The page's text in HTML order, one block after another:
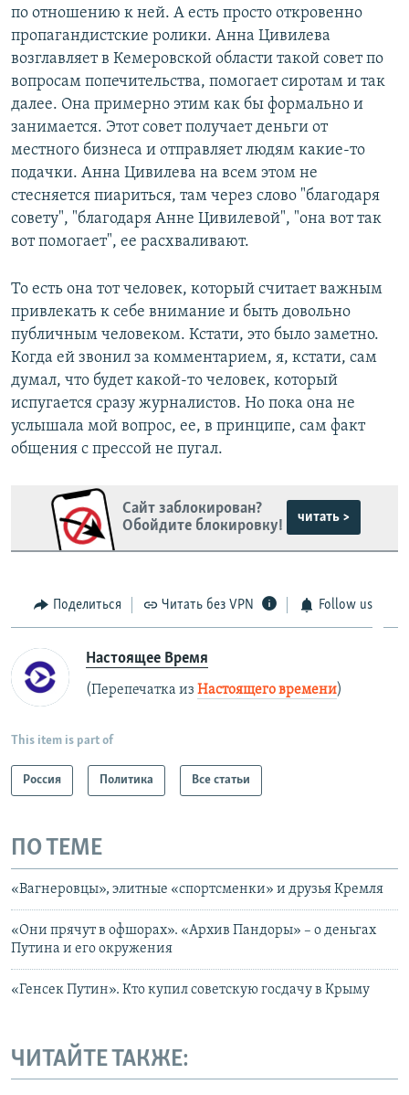
по отношению к ней. А есть просто откровенно
пропагандистские ролики. Анна Цивилева
возглавляет в Кемеровской области такой совет по
вопросам попечительства, помогает сиротам и так
далее. Она примерно этим как бы формально и
занимается. Этот совет получает деньги от
местного бизнеса и отправляет людям какие-то
подачки. Анна Цивилева на всем этом не
стесняется пиариться, там через слово "благодаря
совету", "благодаря Анне Цивилевой", "она вот так
вот помогает", ее расхваливают.
То есть она тот человек, который считает важным
привлекать к себе внимание и быть довольно
публичным человеком. Кстати, это было заметно.
Когда ей звонил за комментарием, я, кстати, сам
думал, что будет какой-то человек, который
испугается сразу журналистов. Но пока она не
услышала мой вопрос, ее, в принципе, сам факт
общения с прессой не пугал.
Сайт заблокирован?
Обойдите блокировку!
читать >
Поделиться Читать без VPN Follow us
Настоящее Время
(Перепечатка из Настоящего времени)
This item is part of
Россия Политика Все статьи
ПО ТЕМЕ
«Вагнеровцы», элитные «спортсменки» и друзья Кремля
«Они прячут в офшорах». «Архив Пандоры» – о деньгах
Путина и его окружения
«Генсек Путин». Кто купил советскую госдачу в Крыму
ЧИТАЙТЕ ТАКЖЕ: